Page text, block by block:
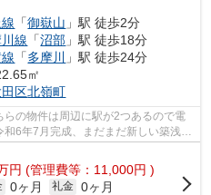
「御嶽山 」駅 徒歩2分
線 「沼部 」駅 徒歩18分
「多摩川
」駅 徒歩24分
㎡
田区北嶺町
の物件は周辺に駅が2つあるので電
6年7月完成、まだまだ新しい築浅物
...
円 (管理費等：11,000円 )
0ヶ月 礼金 0ヶ月